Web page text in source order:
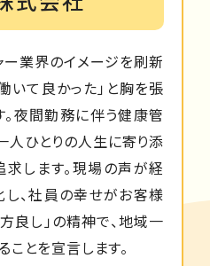
ー業界のイメージを刷新
いて良かった」と胸を張
夜間勤務に伴う健康管
人ひとりの人生に寄り添
します。現場の声が経
、社員の幸せがお客様
良し」の精神で、地域一
とを宣言します。